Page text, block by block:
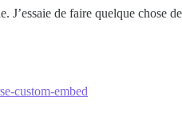
J’essaie de faire quelque chose
custom-embed